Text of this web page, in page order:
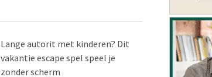
Lange autorit met kinderen? Dit
vakantie escape spel speel je
zonder scherm